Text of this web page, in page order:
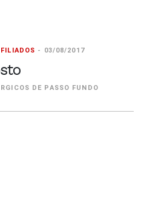
- 03/08/2017
DE PASSO FUNDO